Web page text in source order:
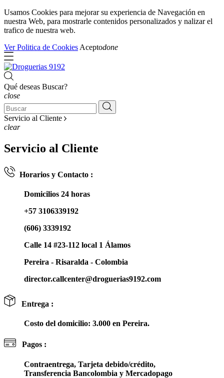
Usamos Cookies para mejorar su experiencia de Navegación en
nuestra Web, para mostrarle contenidos personalizados y nalizar el
trafico de nuestra web.
Ver Politica de Cookies Aceptodone
Qué deseas Buscar?
close
Servicio al Cliente
clear
Servicio al Cliente
Horarios y Contacto :
Domicilios 24 horas
+57 3106339192
(606) 3339192
Calle 14 #23-112 local 1 Álamos
Pereira - Risaralda - Colombia
director.callcenter@droguerias9192.com
Entrega :
Costo del domicilio: 3.000 en Pereira.
Pagos :
Contraentrega, Tarjeta debido/crédito,
Transferencia Bancolombia y Mercadopago